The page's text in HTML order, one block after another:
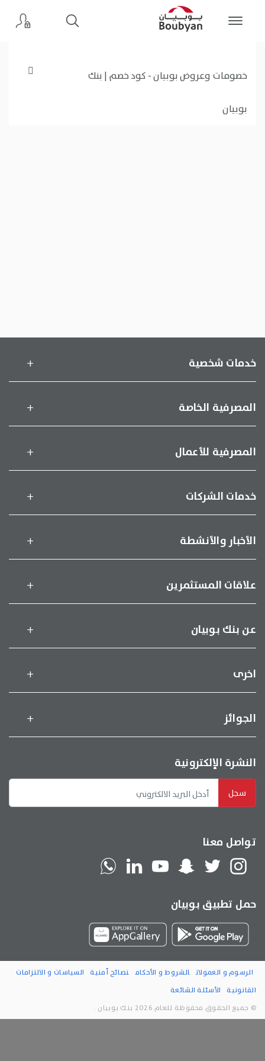
خصومات وعروض بوبيان - كود خصم | بنك
بوبيان
خدمات شخصية
المصرفية الخاصة
المصرفية للأعمال
خدمات الشركات
الأخبار والأنشطة
علاقات المستثمرين
عن بنك بوبيان
اخرى
الجوائز
النشرة الإلكترونية
سجل
تواصل معنا
حمل تطبيق بوبيان
© جميع الحقوق محفوظة للعام 2026 بنك بوبيان .
الرسوم و العمولات الشروط و الأحكام نصائح أمنية
السياسات و الالتزامات
القانونية
الأسئلة الشائعة